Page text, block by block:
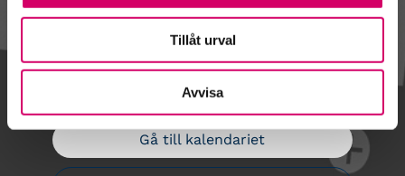
Tillåt urval
Avvisa
Kalendarium
Gå till kalendariet